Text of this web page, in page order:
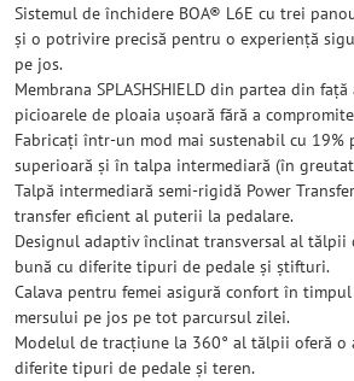
Sistemul de închidere BOA® L6E cu trei
și o potrivire precisă pentru o experiență
pe jos.
Membrana SPLASHSHIELD din partea din
picioarele de ploaia ușoară fără a
Fabricați într-un mod mai sustenabil cu 19%
superioară și în talpa intermediară (în
Talpă intermediară semi-rigidă Power
transfer eficient al puterii la pedalare.
Designul adaptiv înclinat transversal al tălpii
bună cu diferite tipuri de pedale și știfturi.
Calava pentru femei asigură confort în
mersului pe jos pe tot parcursul zilei.
Modelul de tracțiune la 360° al tălpii oferă o
diferite tipuri de pedale și teren.